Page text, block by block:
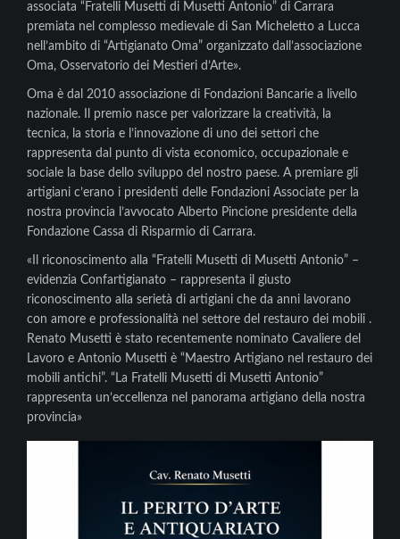
associata “Fratelli Musetti di Musetti Antonio” di Carrara
premiata nel complesso medievale di San Micheletto a Lucca
nell’ambito di “Artigianato Oma” organizzato dall’associazione
Oma, Osservatorio dei Mestieri d’Arte».
Oma è dal 2010 associazione di Fondazioni Bancarie a livello
nazionale. Il premio nasce per valorizzare la creatività, la
tecnica, la storia e l’innovazione di uno dei settori che
rappresenta dal punto di vista economico, occupazionale e
sociale la base dello sviluppo del nostro paese. A premiare gli
artigiani c’erano i presidenti delle Fondazioni Associate per la
nostra provincia l’avvocato Alberto Pincione presidente della
Fondazione Cassa di Risparmio di Carrara.
«Il riconoscimento alla “Fratelli Musetti di Musetti Antonio” –
evidenzia Confartigianato – rappresenta il giusto
riconoscimento alla serietà di artigiani che da anni lavorano
con amore e professionalità nel settore del restauro dei mobili .
Renato Musetti è stato recentemente nominato Cavaliere del
Lavoro e Antonio Musetti è “Maestro Artigiano nel restauro dei
mobili antichi”. “La Fratelli Musetti di Musetti Antonio”
rappresenta un’eccellenza nel panorama artigiano della nostra
provincia»